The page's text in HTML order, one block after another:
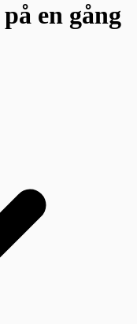
på en gång